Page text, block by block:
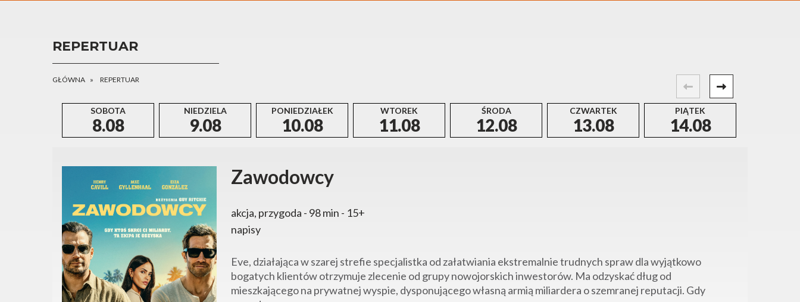
REPERTUAR
GŁÓWNA REPERTUAR
SOBOTA
8.08
NIEDZIELA
9.08
PONIEDZIAŁEK
10.08
WTOREK
11.08
ŚRODA
12.08
CZWARTEK
13.08
PIĄTEK
14.08
Zawodowcy
akcja, przygoda - 98 min - 15+
napisy
Eve, działająca w szarej strefie specjalistka od załatwiania ekstremalnie trudnych spraw dla wyjątkowo
bogatych klientów otrzymuje zlecenie od grupy nowojorskich inwestorów. Ma odzyskać dług od
mieszkającego na prywatnej wyspie, dysponującego własną armią miliardera o szemranej reputacji. Gdy